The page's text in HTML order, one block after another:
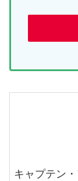
キャプテン